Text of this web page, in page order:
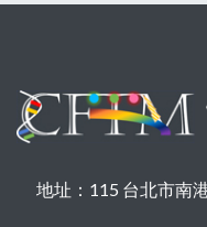
地址：115 台北市南